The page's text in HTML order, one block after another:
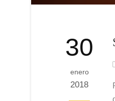
30
enero
2018